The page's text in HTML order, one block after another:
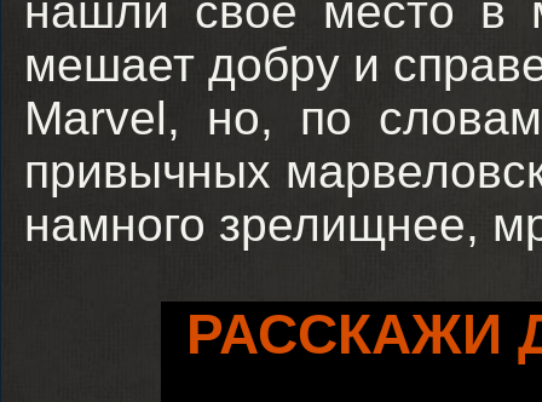
нашли свое место в
мешает добру и
Marvel, но, по
привычных
намного зрелищнее,
РАССКАЖИ